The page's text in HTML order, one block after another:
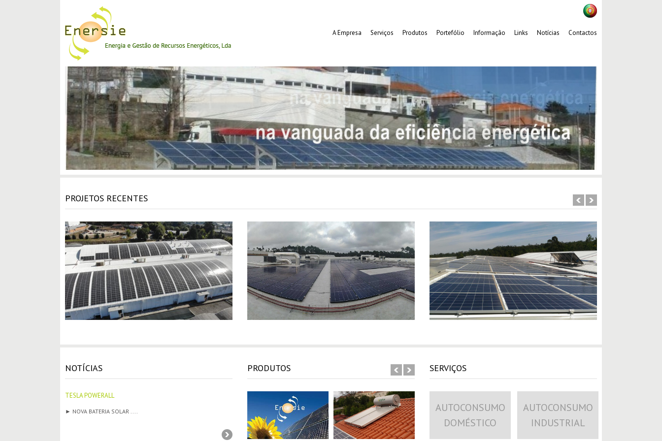
A Empresa Serviços Produtos Portefólio Informação Links Notícias Contactos
PROJETOS RECENTES
NOTÍCIAS
TESLA POWERALL
► NOVA BATERIA SOLAR ....
PRODUTOS SERVIÇOS
AUTOCONSUMO
DOMÉSTICO
AUTOCONSUMO
INDUSTRIAL